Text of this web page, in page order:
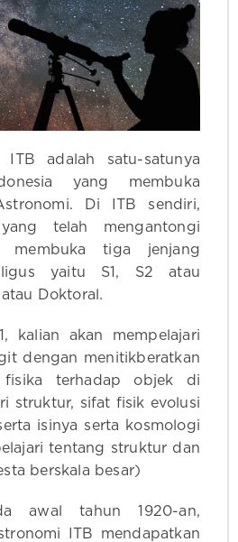
adalah satu-satunya
yang membuka
Di ITB sendiri,
telah mengantongi
tiga jenjang
yaitu S1, S2 atau
Doktoral.
kalian akan mempelajari
dengan menitikberatkan
fisika terhadap objek di
struktur, sifat fisik evolusi
isinya serta kosmologi
tentang struktur dan
berskala besar)
awal tahun 1920-an,
ITB mendapatkan